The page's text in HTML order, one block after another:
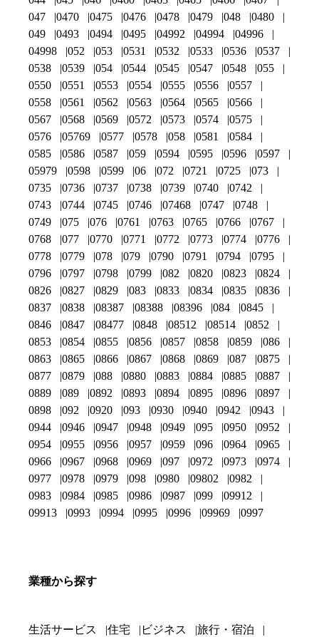
047
0470 0475 0476 0478 0479 048
0480
049
0493 0494 0495 04992 04994
04996
04998
052 053 0531 0532 0533 0536
0537
0538
0539 054 0544 0545 0547 0548
055
0550
0551 0553 0554 0555 0556
0557
0558
0561 0562 0563 0564 0565
0566
0567
0568 0569 0572 0573 0574
0575
0576
05769 0577 0578 058 0581
0584
0585
0586 0587 059 0594 0595 0596
0597
05979
0598 0599 06 072 0721 0725
073
0735
0736 0737 0738 0739 0740
0742
0743
0744 0745 0746 07468 0747
0748
0749
075 076 0761 0763 0765 0766
0767
0768
077 0770 0771 0772 0773 0774
0776
0778
0779 078 079 0790 0791 0794
0795
0796
0797 0798 0799 082 0820 0823
0824
0826
0827 0829 083 0833 0834 0835
0836
0837
0838 08387 08388 08396 084
0845
0846
0847 08477 0848 08512 08514
0852
0853
0854 0855 0856 0857 0858 0859
086
0863
0865 0866 0867 0868 0869 087
0875
0877
0879 088 0880 0883 0884 0885
0887
0889
089 0892 0893 0894 0895 0896
0897
0898
092 0920 093 0930 0940 0942
0943
0944
0946 0947 0948 0949 095 0950
0952
0954
0955 0956 0957 0959 096 0964
0965
0966
0967 0968 0969 097 0972 0973
0974
0977
0978 0979 098 0980 09802
0982
0983
0984 0985 0986 0987 099
09912
09913
0993 0994 0995 0996 09969 0997
業種から探す
生活サービス 住宅 ビジネス
旅行・宿泊